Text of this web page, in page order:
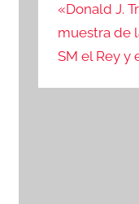
«Donald J.
muestra de
SM el Rey y